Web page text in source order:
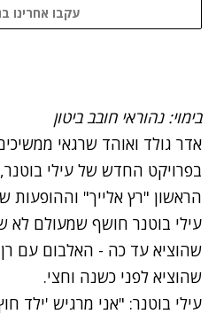
עקבו אחרינו
נתקלנו
בימוי: נהוראי חובב ביטון
אדר גולד ואוהד שרגאי
בפרויקט החדש של עילי
הראשון "רץ אלייך" וההופעות
עילי בוטנר חושף שמעולם לא
שהוציא עד כה - האלבום עם רן
שהוציא לפני כשנה וחצי.
עילי בוטנר: "אני מרגיש 'ילד